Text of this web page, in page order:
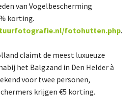
van Vogelbescherming
korting.
fotohutten.php.
claimt de meest luxueuze
het Balgzand in Den Helder à
voor twee personen,
krijgen €5 korting.